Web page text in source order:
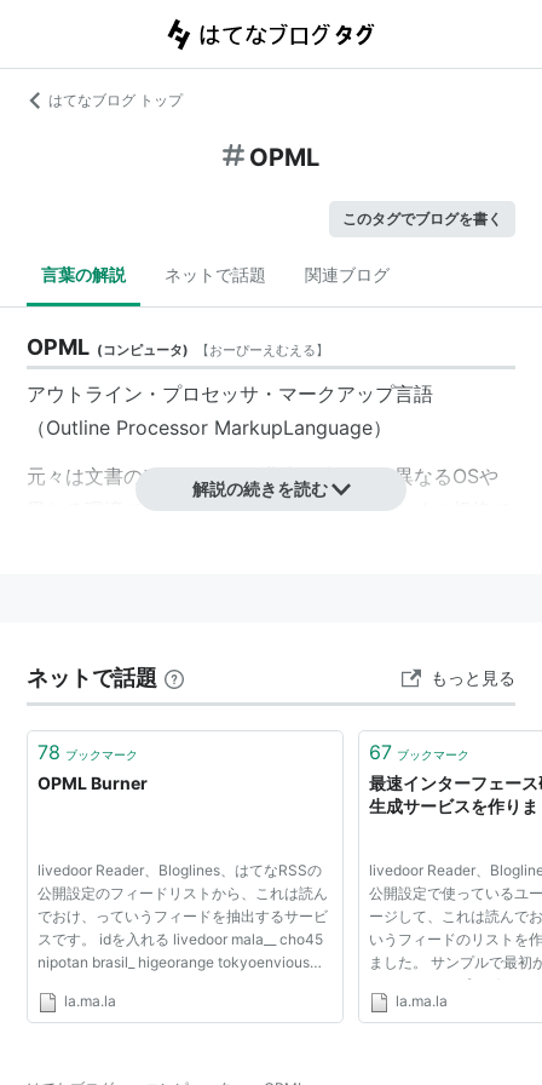
はてなブログ トップ
OPML
このタグでブログを書く
言葉の解説 ネットで話題 関連ブログ
OPML (コンピュータ) 【おーぴーえむえる】
アウトライン・プロセッサ・マークアップ言語
（Outline Processor MarkupLanguage）
元々は文書のアウトライン構造の情報を、異なるOSや
異なる環境で交換できることを可能とするための規格で
解説の続きを読む
ネットで話題 もっと見る
78 ブックマーク
OPML Burner
livedoor Reader、Bloglines、はてなRSSの
公開設定のフィードリストから、これは読ん
でおけ、っていうフィードを抽出するサービ
スです。 idを入れる livedoor mala__ cho45
nipotan brasil_ higeorange tokyoenvious
から人以上登録してるフィード 使い方 RSS
la.ma.la
67 ブックマーク
最速インターフェー
生成サービスを作り
livedoor Reader、
公開設定で使っているユ
ージして、これは読んで
いうフィードのリストを
ました。 サンプルで最初
ありますが、プログラマ
いい、ってのが出るよう
la.ma.la